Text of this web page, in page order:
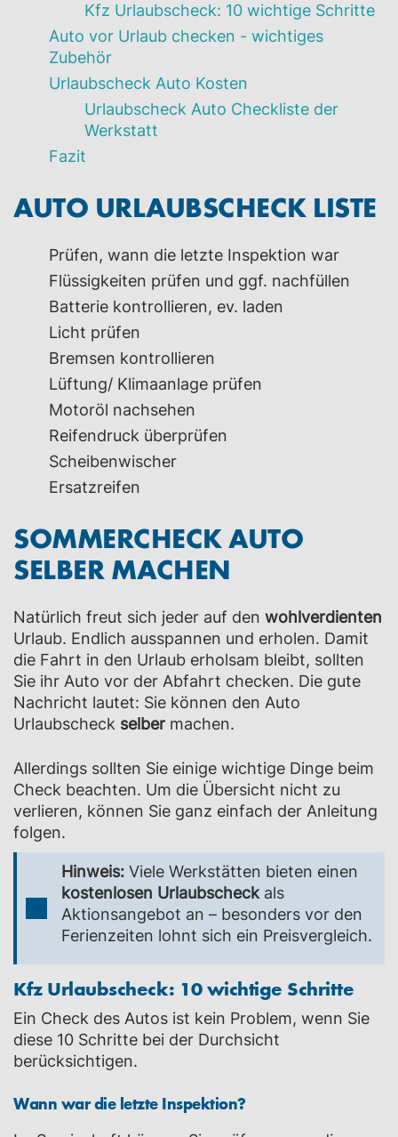
Kfz Urlaubscheck: 10 wichtige Schritte
Auto vor Urlaub checken - wichtiges
Zubehör
Urlaubscheck Auto Kosten
Urlaubscheck Auto Checkliste der
Werkstatt
Fazit
AUTO URLAUBSCHECK LISTE
Prüfen, wann die letzte Inspektion war
Flüssigkeiten prüfen und ggf. nachfüllen
Batterie kontrollieren, ev. laden
Licht prüfen
Bremsen kontrollieren
Lüftung/ Klimaanlage prüfen
Motoröl nachsehen
Reifendruck überprüfen
Scheibenwischer
Ersatzreifen
SOMMERCHECK AUTO
SELBER MACHEN
Natürlich freut sich jeder auf den wohlverdienten
Urlaub. Endlich ausspannen und erholen. Damit
die Fahrt in den Urlaub erholsam bleibt, sollten
Sie ihr Auto vor der Abfahrt checken. Die gute
Nachricht lautet: Sie können den Auto
Urlaubscheck selber machen.
Allerdings sollten Sie einige wichtige Dinge beim
Check beachten. Um die Übersicht nicht zu
verlieren, können Sie ganz einfach der Anleitung
folgen.
Hinweis: Viele Werkstätten bieten einen
kostenlosen Urlaubscheckals
Aktionsangebot an – besonders vor den
Ferienzeiten lohnt sich ein Preisvergleich.
Kfz Urlaubscheck: 10 wichtige Schritte
Ein Check des Autos ist kein Problem, wenn Sie
diese 10 Schritte bei der Durchsicht
berücksichtigen.
Wann war die letzte Inspektion?